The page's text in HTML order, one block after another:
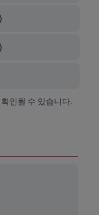
)
)
인될 수 있습니다.